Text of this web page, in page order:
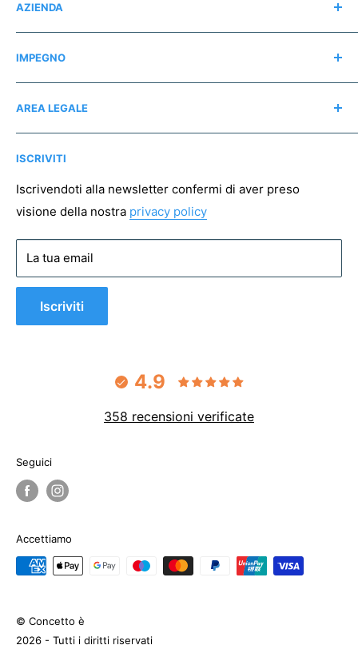
AZIENDA
Contatti
Chi siamo
Recensioni
Instagram
Mappa del sito
IMPEGNO
Regali consapevoli
Associazioni no profit
AREA LEGALE
Pagamento sicuro
Spedizioni
Resi
Condizioni di vendita
Privacy policy
Cookie policy
ISCRIVITI
Iscrivendoti alla newsletter confermi di aver preso
visione della nostra privacy policy
La tua email
Iscriviti
4.9
358 recensioni verificate
Seguici
Accettiamo
© Concetto è
2026 - Tutti i diritti riservati